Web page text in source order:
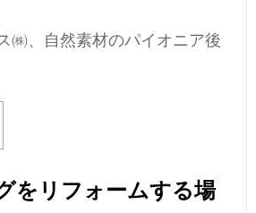
㈱、自然素材のパイオニア後
をリフォームする場